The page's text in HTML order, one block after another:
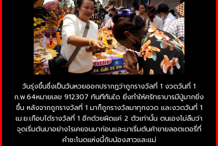
วันรุ่งขึ้นซึ่งเป็นวันหวยออกปรากฏว่าถูกรางวัลที่ 1 งวดวันที่ 1
ก.พ.64หมายเลข 912307 ทันทีทันใด ยิ่งทำให้ศรัทธาบารมีปู่มากยิ่ง
ขึ้น หลังจากถูกรางวัลที่ 1 มาก็ถูกรางวัลมาทุกงวด และงวดวันที่ 1
เม.ย.เกือบได้รางวัลที่ 1 อีกด้วยผิดแค่ 2 ตัวเท่านั้น ตนเองไม่ลืมว่า
จุดเริ่มต้นมาอย่างไรเคยจนมาก่อนและมาเริ่มต้นค้าขายลอตเตอรี่ที่
คำชะโนดแห่งนี้กับน้องสาวและแม่